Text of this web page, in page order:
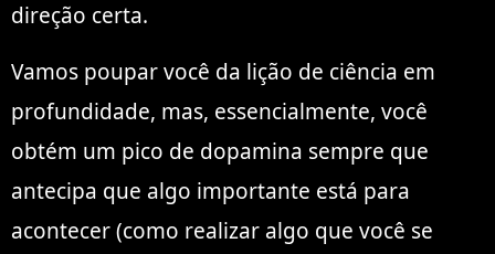
direção certa.
Vamos poupar você da lição de ciência em
profundidade, mas, essencialmente, você
obtém um pico de dopamina sempre que
antecipa que algo importante está para
acontecer (como realizar algo que você se